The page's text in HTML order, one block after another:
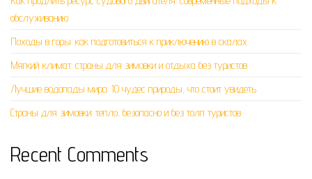
обслуживанию
Походы в горы: как подготовиться к приключению в скалах
Мягкий климат: страны для зимовки и отдыха без туристов
Лучшие водопады мира: 10 чудес природы, что стоит увидеть
Страны для зимовки: тепло, безопасно и без толп туристов
Recent Comments